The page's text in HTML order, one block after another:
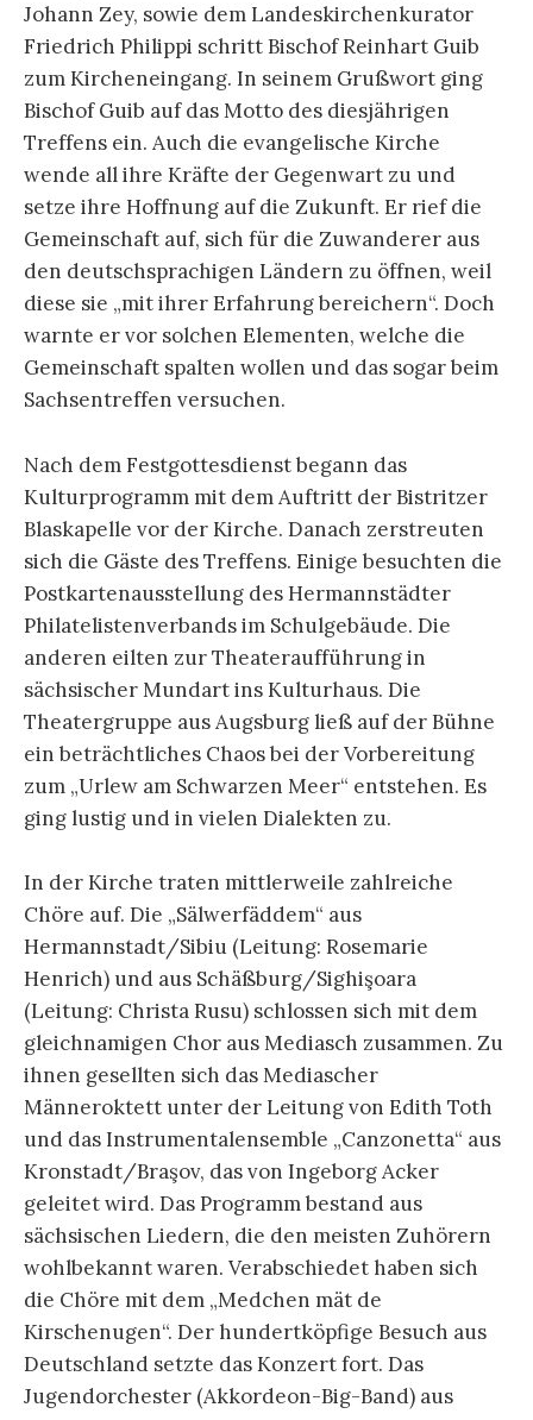
Johann Zey, sowie dem Landeskirchenkurator
Friedrich Philippi schritt Bischof Reinhart Guib
zum Kircheneingang. In seinem Grußwort ging
Bischof Guib auf das Motto des diesjährigen
Treffens ein. Auch die evangelische Kirche
wende all ihre Kräfte der Gegenwart zu und
setze ihre Hoffnung auf die Zukunft. Er rief die
Gemeinschaft auf, sich für die Zuwanderer aus
den deutschsprachigen Ländern zu öffnen, weil
diese sie „mit ihrer Erfahrung bereichern“. Doch
warnte er vor solchen Elementen, welche die
Gemeinschaft spalten wollen und das sogar beim
Sachsentreffen versuchen.
Nach dem Festgottesdienst begann das
Kulturprogramm mit dem Auftritt der Bistritzer
Blaskapelle vor der Kirche. Danach zerstreuten
sich die Gäste des Treffens. Einige besuchten die
Postkartenausstellung des Hermannstädter
Philatelistenverbands im Schulgebäude. Die
anderen eilten zur Theateraufführung in
sächsischer Mundart ins Kulturhaus. Die
Theatergruppe aus Augsburg ließ auf der Bühne
ein beträchtliches Chaos bei der Vorbereitung
zum „Urlew am Schwarzen Meer“ entstehen. Es
ging lustig und in vielen Dialekten zu.
In der Kirche traten mittlerweile zahlreiche
Chöre auf. Die „Sälwerfäddem“ aus
Hermannstadt/Sibiu (Leitung: Rosemarie
Henrich) und aus Schäßburg/Sighişoara
(Leitung: Christa Rusu) schlossen sich mit dem
gleichnamigen Chor aus Mediasch zusammen. Zu
ihnen gesellten sich das Mediascher
Männeroktett unter der Leitung von Edith Toth
und das Instrumentalensemble „Canzonetta“ aus
Kronstadt/Braşov, das von Ingeborg Acker
geleitet wird. Das Programm bestand aus
sächsischen Liedern, die den meisten Zuhörern
wohlbekannt waren. Verabschiedet haben sich
die Chöre mit dem „Medchen mät de
Kirschenugen“. Der hundertköpfige Besuch aus
Deutschland setzte das Konzert fort. Das
Jugendorchester (Akkordeon-Big-Band) aus